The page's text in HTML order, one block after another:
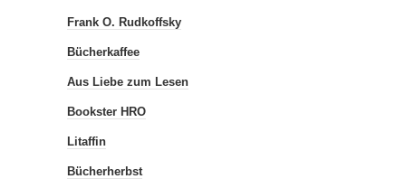
Frank O. Rudkoffsky
Bücherkaffee
Aus Liebe zum Lesen
Bookster HRO
Litaffin
Bücherherbst